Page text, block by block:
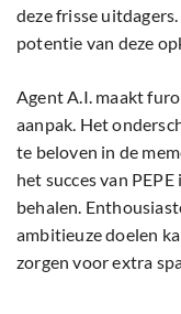
deze frisse
potentie van deze
Agent A.I. maakt
aanpak. Het
te beloven in de
het succes van
behalen.
ambitieuze doelen
zorgen voor extra